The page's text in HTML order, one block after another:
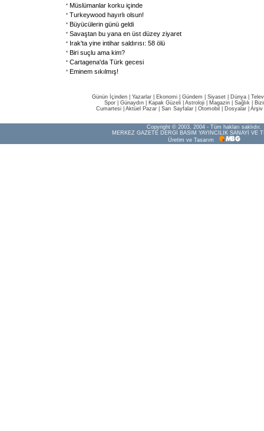
Müslümanlar korku içinde
Turkeywood hayırlı olsun!
Büyücülerin günü geldi
Savaştan bu yana en üst düzey ziyaret
Irak'ta yine intihar saldırısı: 58 ölü
Biri suçlu ama kim?
Cartagena'da Türk gecesi
Eminem sıkılmış!
Günün İçinden Yazarlar Ekonomi Gündem Siyaset Dünya |
Spor
Günaydın Kapak Güzeli Astroloji Magazin Sağlık
Cumartesi| Aktüel Pazar| Sarı Sayfalar| Otomobil Dosyalar| Arşiv
Copyright © 2003, 2004 - Tüm hakları saklıdır.
MERKEZ GAZETE DERGİ BASIM YAYINCILIK SANAYİ VE
Üretim ve Tasarım